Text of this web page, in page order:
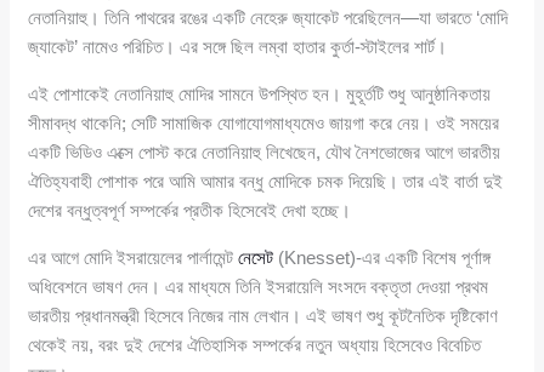
নেতানিয়াহু। তিনি পাথরের রঙের একটি নেহেরু জ্যাকেট পরেছিলেন—যা ভারতে ‘মোদি
জ্যাকেট’ নামেও পরিচিত। এর সঙ্গে ছিল লম্বা হাতার কুর্তা-স্টাইলের শার্ট।
এই পোশাকেই নেতানিয়াহু মোদির সামনে উপস্থিত হন। মুহূর্তটি শুধু আনুষ্ঠানিকতায়
সীমাবদ্ধ থাকেনি; সেটি সামাজিক যোগাযোগমাধ্যমেও জায়গা করে নেয়। ওই সময়ের
একটি ভিডিও এক্সে পোস্ট করে নেতানিয়াহু লিখেছেন, যৌথ নৈশভোজের আগে ভারতীয়
ঐতিহ্যবাহী পোশাক পরে আমি আমার বন্ধু মোদিকে চমক দিয়েছি। তার এই বার্তা দুই
দেশের বন্ধুত্বপূর্ণ সম্পর্কের প্রতীক হিসেবেই দেখা হচ্ছে।
এর আগে মোদি ইসরায়েলের পার্লামেন্টনেসেট (Knesset)-এর একটি বিশেষ পূর্ণাঙ্গ
অধিবেশনে ভাষণ দেন। এর মাধ্যমে তিনি ইসরায়েলি সংসদে বক্তৃতা দেওয়া প্রথম
ভারতীয় প্রধানমন্ত্রী হিসেবে নিজের নাম লেখান। এই ভাষণ শুধু কূটনৈতিক দৃষ্টিকোণ
থেকেই নয়, বরং দুই দেশের ঐতিহাসিক সম্পর্কের নতুন অধ্যায় হিসেবেও বিবেচিত